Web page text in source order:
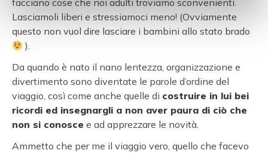
facciano cose che noi adulti troviamo sconvenienti.
Lasciamoli liberi e stressiamoci meno! (Ovviamente
questo non vuol dire lasciare i bambini allo stato brado
).
Da quando è nato il nano lentezza, organizzazione e
divertimento sono diventate le parole d’ordine del
viaggio, così come anche quelle di costruire in lui bei
ricordi ed insegnargli a non aver paura di ciò che
non si conosce e ad apprezzare le novità.
Ammetto che per me il viaggio vero, quello che facevo